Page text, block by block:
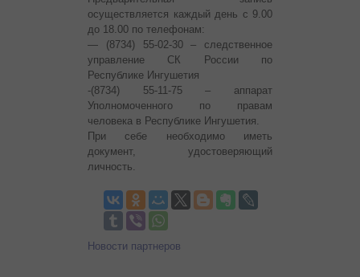
осуществляется каждый день с 9.00
до 18.00 по телефонам:
— (8734) 55-02-30 – следственное
управление СК России по
Республике Ингушетия
-(8734) 55-11-75 – аппарат
Уполномоченного по правам
человека в Республике Ингушетия.
При себе необходимо иметь
документ, удостоверяющий
личность.
Новости партнеров